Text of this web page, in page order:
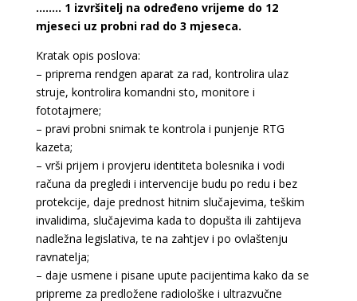
…….. 1 izvršitelj na određeno vrijeme do 12
mjeseci uz probni rad do 3 mjeseca.
Kratak opis poslova:
– priprema rendgen aparat za rad, kontrolira ulaz
struje, kontrolira komandni sto, monitore i
fototajmere;
– pravi probni snimak te kontrola i punjenje RTG
kazeta;
– vrši prijem i provjeru identiteta bolesnika i vodi
računa da pregledi i intervencije budu po redu i bez
protekcije, daje prednost hitnim slučajevima, teškim
invalidima, slučajevima kada to dopušta ili zahtijeva
nadležna legislativa, te na zahtjev i po ovlaštenju
ravnatelja;
– daje usmene i pisane upute pacijentima kako da se
pripreme za predložene radiološke i ultrazvučne